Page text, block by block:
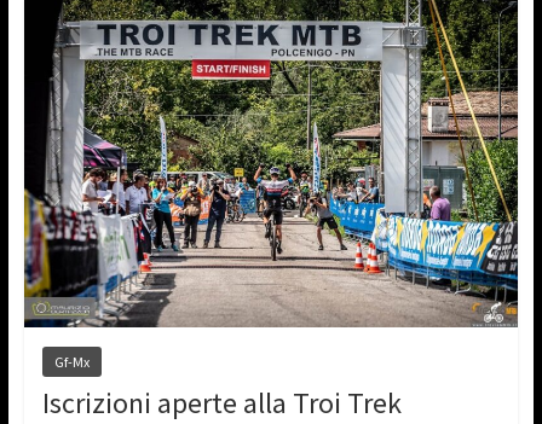
Gf-Mx
Iscrizioni aperte alla Troi Trek